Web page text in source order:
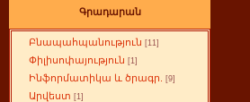
Գրադարան
Բնապահպանություն [11]
Փիլիսոփայություն [1]
Ինֆորմատիկա և ծրագր. [9]
Արվեստ [1]